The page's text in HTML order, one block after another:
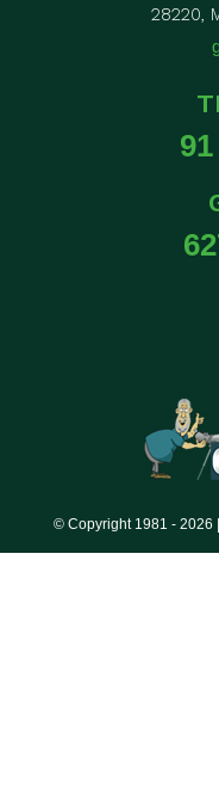
28220,
© Copyright 1981 - 2026